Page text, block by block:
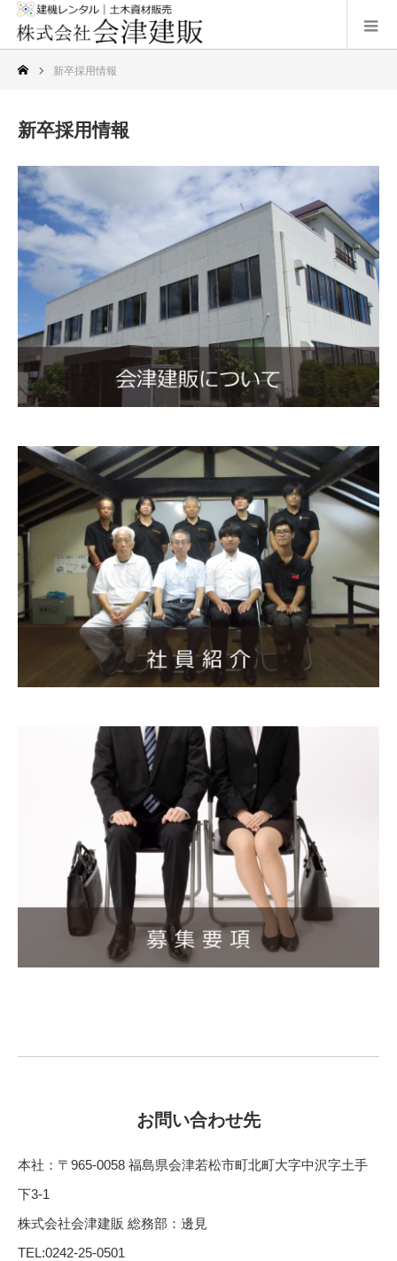
新卒採用情報
新卒採用情報
お問い合わせ先
本社：〒965-0058 福島県会津若松市町北町大字中沢字土手
下3-1
株式会社会津建販 総務部：邊見
TEL:0242-25-0501